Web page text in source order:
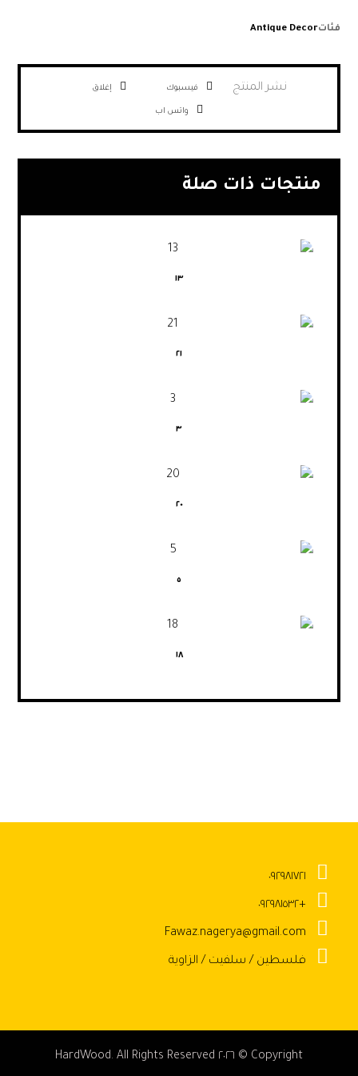
فئاتAntique Decor
فيسبوك إغلاق
واتس اب
منتجات ذات صلة
١٣
٢١
٣
٢٠
٥
١٨
٠٩٢٩٨١٧٢١
+٠٩٢٩٨١٥٣٢
Fawaz.nagerya@gmail.com
فلسطين / سلفيت / الزاوية
Copyright © ٢٠٢٦ HardWood. All Rights Reserved